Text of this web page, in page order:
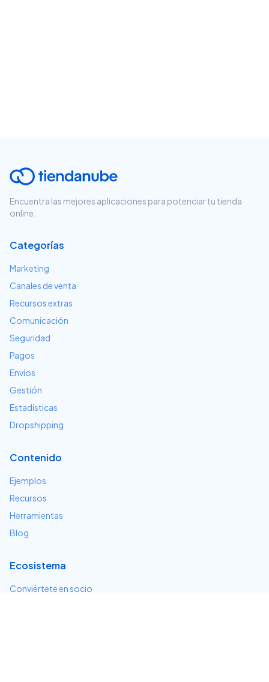
Encuentra las mejores aplicaciones para potenciar tu tienda
online.
Categorías
Marketing
Canales de venta
Recursos extras
Comunicación
Seguridad
Pagos
Envíos
Gestión
Estadísticas
Dropshipping
Contenido
Ejemplos
Recursos
Herramientas
Blog
Ecosistema
Conviértete en socio